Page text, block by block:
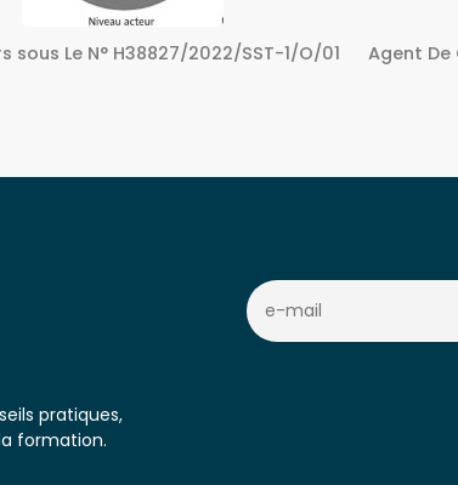
sous Le N° 72240158724 Centre
pratiques,
formation.